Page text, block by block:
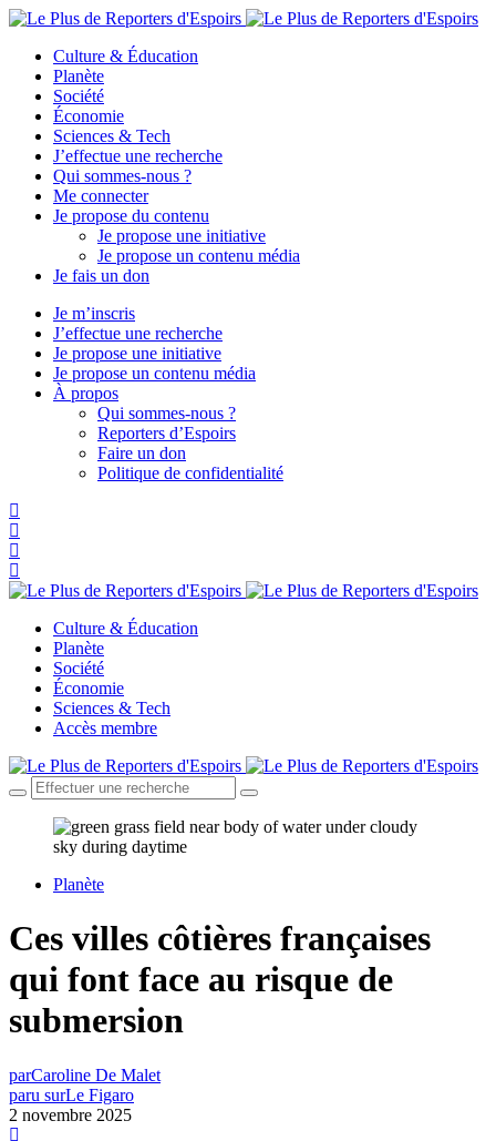
Culture & Éducation
Planète
Société
Économie
Sciences & Tech
J’effectue une recherche
Qui sommes-nous ?
Me connecter
Je propose du contenu
Je propose une initiative
Je propose un contenu média
Je fais un don
Je m’inscris
J’effectue une recherche
Je propose une initiative
Je propose un contenu média
À propos
Qui sommes-nous ?
Reporters d’Espoirs
Faire un don
Politique de confidentialité
Culture & Éducation
Planète
Société
Économie
Sciences & Tech
Accès membre
Planète
Ces villes côtières françaises
qui font face au risque de
submersion
parCaroline De Malet
paru surLe Figaro
2 novembre 2025